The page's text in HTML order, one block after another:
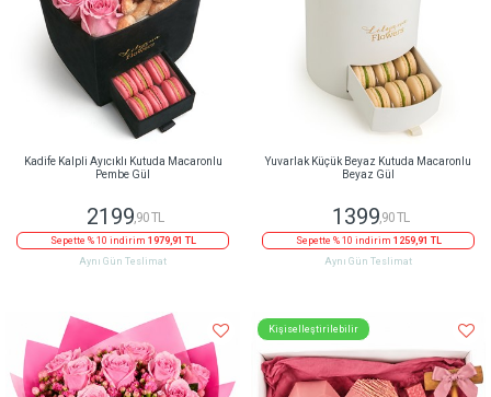
Kadife Kalpli Ayıcıklı Kutuda Macaronlu
Pembe Gül
2199,90 TL
Sepette % 10 indirim 1979,91 TL
Aynı Gün Teslimat
Yuvarlak Küçük Beyaz Kutuda Macaronlu
Beyaz Gül
1399,90 TL
Sepette % 10 indirim 1259,91 TL
Aynı Gün Teslimat
Kişiselleştirilebilir